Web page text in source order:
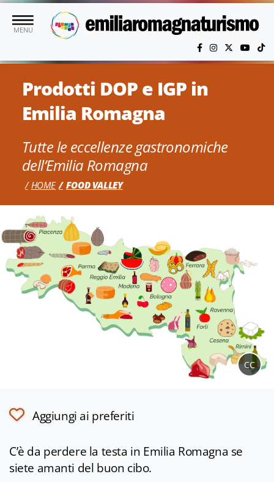
Vai al contenuto principale
MENU
Prodotti DOP e IGP in
Emilia Romagna
Tutte le eccellenze gastronomiche
dell’Emilia Romagna
HOME FOOD VALLEY
CC
Aggiungi ai preferiti
C’è da perdere la testa in Emilia Romagna se
siete amanti del buon cibo.